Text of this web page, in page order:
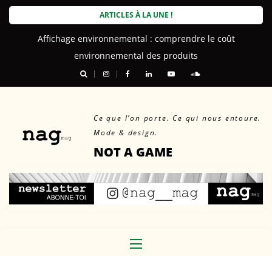
Skip
ARTICLES À LA UNE !
Affichage environnemental : comprendre le coût
environnemental des produits
Ce que l’on porte. Ce qui nous entoure.
Mode & design.
NOT A GAME